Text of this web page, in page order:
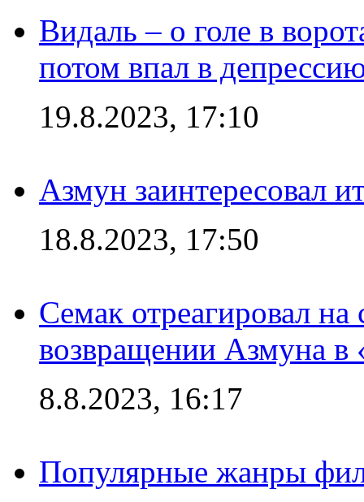
Видаль – о голе в
потом впал в
19.8.2023, 17:10
Азмун заинтересовал
18.8.2023, 17:50
Семак отреагировал
возвращении Азмуна в
8.8.2023, 16:17
Популярные жанры